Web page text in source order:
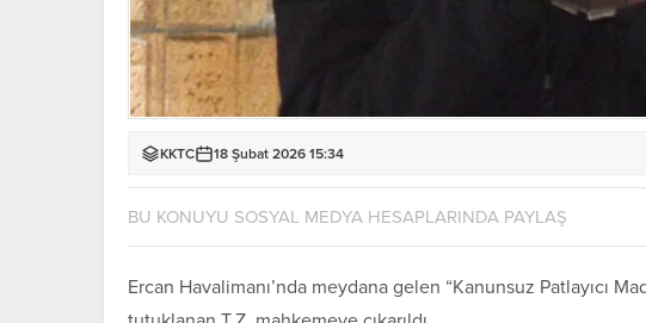
KKTC 18 Şubat 2026 15:34
BU KONUYU SOSYAL MEDYA HESAPLARINDA PAYLAŞ
Ercan Havalimanı’nda meydana gelen “Kanunsuz Patlayıcı